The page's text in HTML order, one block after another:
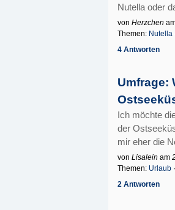
Nutella oder
von Herzchen
Themen: Nutella
4 Antworten
Umfrage:
Ich möchte
der
mir eher die
von Lisalein am
Themen: Urlaub ·
2 Antworten